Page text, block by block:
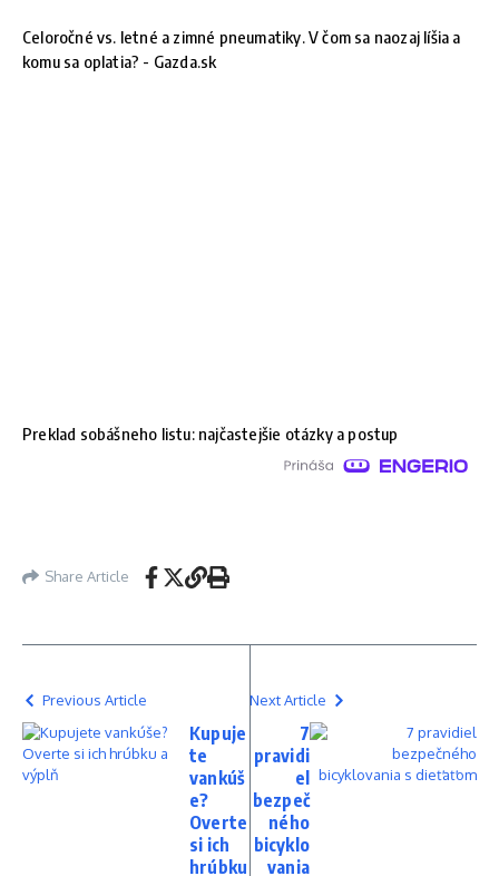
Celoročné vs. letné a zimné pneumatiky. V čom sa naozaj líšia a
komu sa oplatia? - Gazda.sk
Preklad sobášneho listu: najčastejšie otázky a postup
Share Article
Previous Article
Kupuje
te
vankúš
e?
Overte
si ich
hrúbku
Next Article
7
pravidi
el
bezpeč
ného
bicyklo
vania